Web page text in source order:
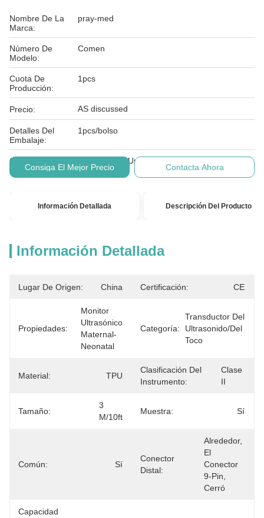
Nombre De La
Marca:
pray-med
Número De
Modelo:
Comen
Cuota De
Producción:
1pcs
Precio: AS discussed
Detalles Del
Embalaje:
1pcs/bolso
Condiciones De
Pago:
T/T, Western Union
Consiga El Mejor Precio Contacta Ahora
Información Detallada Descripción Del Producto
Información Detallada
Lugar De Origen: China Certificación: CE
Propiedades:
Monitor
Ultrasónico
Maternal-
Neonatal
Categoría:
Transductor Del
Ultrasonido/del
Toco
Material: TPU
Clasificación Del
Instrumento:
Clase
II
Tamaño:
3
M/10ft
Muestra: Sí
Común: Sí
Conector
Distal:
Alrededor,
El
Conector
9-Pin,
Cerró
Capacidad